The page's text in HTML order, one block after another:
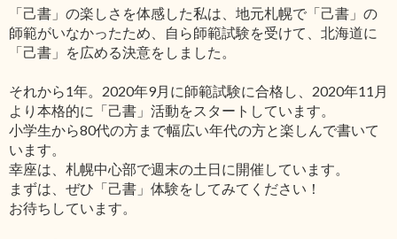
「己書」の楽しさを体感した私は、地元札幌で「己書」の
師範がいなかったため、自ら師範試験を受けて、北海道に
「己書」を広める決意をしました。
それから1年。2020年9月に師範試験に合格し、2020年11月
より本格的に「己書」活動をスタートしています。
小学生から80代の方まで幅広い年代の方と楽しんで書いて
います。
幸座は、札幌中心部で週末の土日に開催しています。
まずは、ぜひ「己書」体験をしてみてください！
お待ちしています。